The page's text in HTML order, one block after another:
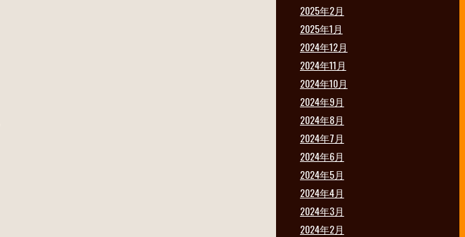
2025年2月
2025年1月
2024年12月
2024年11月
2024年10月
2024年9月
2024年8月
2024年7月
2024年6月
2024年5月
2024年4月
2024年3月
2024年2月